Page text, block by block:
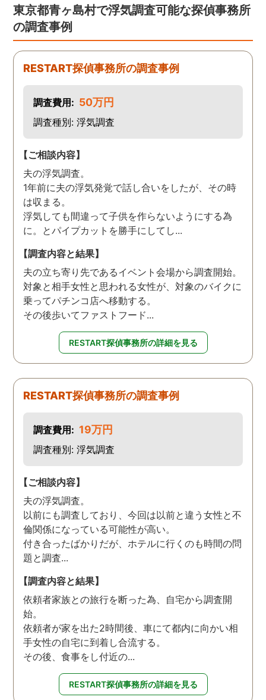
法的証拠を集める内容でし
たが成果はだしてくれまし
たね。 終始気持ちの良い取
引ができる探偵社さんでし
た。
東京都青ヶ島村で浮気調査可能な探偵事務所
の調査事例
RESTART探偵事務所の調査事例
調査費用: 50万円
調査種別: 浮気調査
【ご相談内容】
夫の浮気調査。
1年前に夫の浮気発覚で話し合いをしたが、その時
は収まる。
浮気しても間違って子供を作らないようにする為
に。とパイプカットを勝手にしてし...
【調査内容と結果】
夫の立ち寄り先であるイベント会場から調査開始。
対象と相手女性と思われる女性が、対象のバイクに
乗ってパチンコ店へ移動する。
その後歩いてファストフード...
RESTART探偵事務所の詳細を見る
RESTART探偵事務所の調査事例
調査費用: 19万円
調査種別: 浮気調査
【ご相談内容】
夫の浮気調査。
以前にも調査しており、今回は以前と違う女性と不
倫関係になっている可能性が高い。
付き合ったばかりだが、ホテルに行くのも時間の問
題と調査...
【調査内容と結果】
依頼者家族との旅行を断った為、自宅から調査開
始。
依頼者が家を出た2時間後、車にて都内に向かい相
手女性の自宅に到着し合流する。
その後、食事をし付近の...
RESTART探偵事務所の詳細を見る